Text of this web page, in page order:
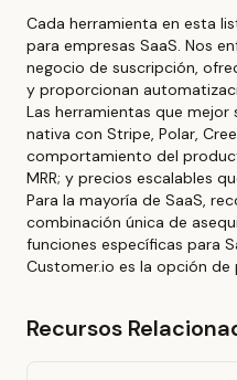
Cada herramienta en esta
para empresas SaaS. Nos
negocio de suscripción,
y proporcionan
Las herramientas que
nativa con Stripe, Polar,
comportamiento del
MRR; y precios escalables
Para la mayoría de SaaS,
combinación única de
funciones específicas para
Customer.io es la opción de
Recursos